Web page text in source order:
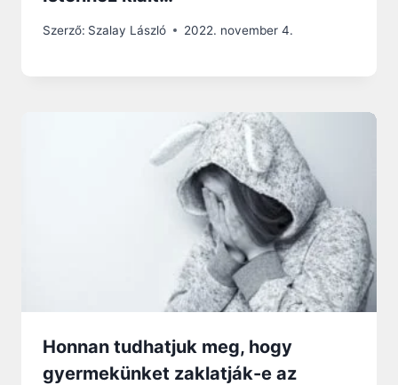
Szerző: Szalay László 2022. november 4.
Honnan tudhatjuk meg, hogy
gyermekünket zaklatják-e az